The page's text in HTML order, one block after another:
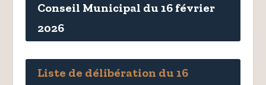
Conseil Municipal du 16 février
2026
Liste de délibération du 16